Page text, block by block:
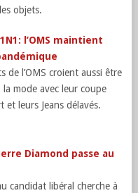
objets.
l’OMS maintient
de l’OMS croient aussi être
mode avec leur coupe
et leurs Jeans délavés.
Diamond passe au
candidat libéral cherche à